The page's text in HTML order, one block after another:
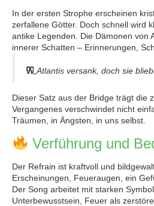
In der ersten Strophe erscheinen
zerfallene Götter. Doch schnell wird
antike Legenden. Die Dämonen von
innerer Schatten – Erinnerungen,
„Atlantis versank, doch sie
Dieser Satz aus der Bridge trägt die
Vergangenes verschwindet nicht
Träumen, in Ängsten, in uns selbst.
Verführung und
Der Refrain ist kraftvoll und
Erscheinungen, Feueraugen, ein
Der Song arbeitet mit starken
Unterbewusstsein, Feuer als